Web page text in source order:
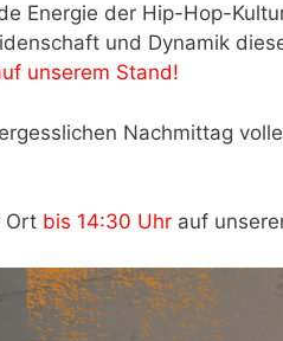
Energie der Hip-Hop-
und Dynamik
unserem Stand!
Nachmittag
Ort bis 14:30 Uhr auf